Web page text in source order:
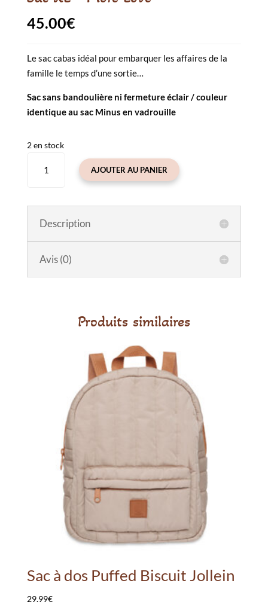
45.00€
Le sac cabas idéal pour embarquer les affaires de la
famille le temps d’une sortie…
Sac sans bandoulière ni fermeture éclair / couleur
identique au sac Minus en vadrouille
2 en stock
XL
AJOUTER AU PANIER
Description
Avis (0)
Produits similaires
Sac à dos Puffed Biscuit Jollein
29.99€